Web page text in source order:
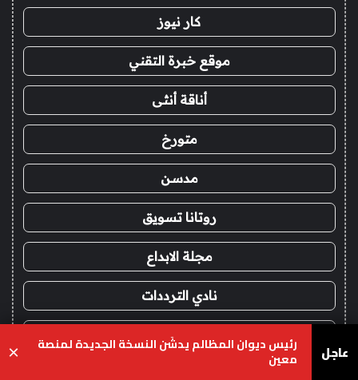
كار نيوز
موقع خبرة التقني
أناقة أنثى
متورخ
مدسن
روتانا تسويق
مجلة الابداع
نادي الترددات
استشارات اون لاين
عاجل رئيس ديوان المظالم يدشّن النسخة الجديدة لمنصة
معين ×